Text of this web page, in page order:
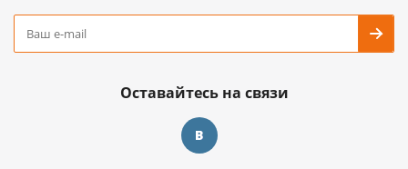
Оставайтесь на связи